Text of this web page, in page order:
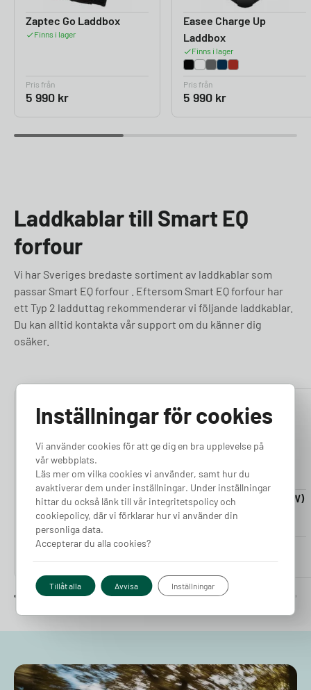
Zaptec Go Laddbox
Finns i lager
Pris från
5 990 kr
Easee Charge Up
Laddbox
Finns i lager
Pris från
5 990 kr
Laddkablar till Smart EQ
forfour
Vi har Sveriges bredaste sortiment av laddkablar som
passar Smart EQ forfour . Eftersom Smart EQ forfour har
ett Typ 2 ladduttag rekommenderar vi följande laddkablar.
Du kan alltid kontakta vår support om du känner dig
osäker.
4.76
Laddkabel 5-20m (11kW)
Finns i lager
Pris från
2 380kr
Laddkabel 5-20m (22kW)
Finns i lager
2 980kr
Inställningar för cookies
Vi använder cookies för att ge dig en bra upplevelse på
vår webbplats.
Läs mer om vilka cookies vi använder, samt hur du
avaktiverar dem under inställningar. Under inställningar
hittar du också länk till vår integritetspolicy och
cookiepolicy, där vi förklarar hur vi använder din
personliga data.
Accepterar du alla cookies?
Tillåt alla Avvisa Inställningar